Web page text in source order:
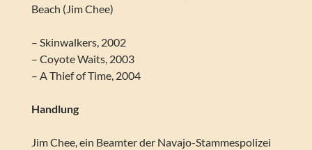
Beach (Jim Chee)
– Skinwalkers, 2002
– Coyote Waits, 2003
– A Thief of Time, 2004
Handlung
Jim Chee, ein Beamter der Navajo-Stammespolizei